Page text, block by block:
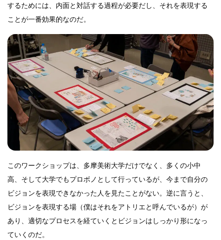
するためには、内面と対話する過程が必要だし、それを表現する
ことが一番効果的なのだ。
このワークショップは、多摩美術大学だけでなく、多くの小中
高、そして大学でもプロボノとして行っているが、今まで自分の
ビジョンを表現できなかった人を見たことがない。逆に言うと、
ビジョンを表現する場（僕はそれをアトリエと呼んでいるが）が
あり、適切なプロセスを経ていくとビジョンはしっかり形になっ
ていくのだ。